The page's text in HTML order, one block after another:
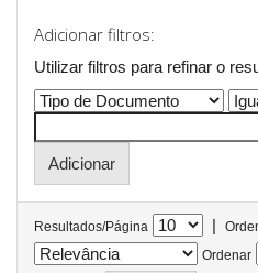
Adicionar filtros:
Utilizar filtros para refinar o
Resultados/Página |
Ordenar